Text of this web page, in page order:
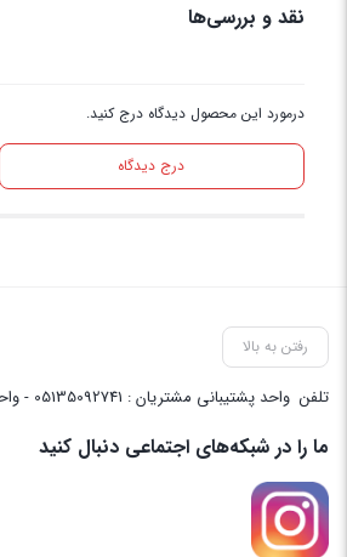
نقد و بررسی‌ها
درمورد این محصول دیدگاه درج کنید.
درج دیدگاه
رفتن به بالا
تلفن واحد پشتیبانی مشتریان : 05135092741 - واحد پشتیبانی : 09157153791 - پشتیبانی واحد فنی سایت : 09058048656
ما را در شبکه‌های اجتماعی دنبال کنید